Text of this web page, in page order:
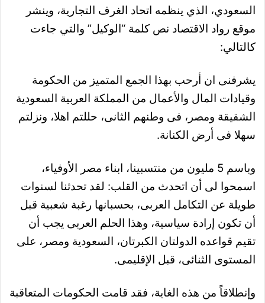
السعودي، الذي ينظمه اتحاد الغرف التجارية، وينشر
موقع رواد الاقتصاد نص كلمة “الوكيل” والتي جاءت
كالتالي:
يشرفنى ان أرحب بهذا الجمع المتميز من الحكومة
وقيادات المال والأعمال من المملكة العربية السعودية
الشقيقة ومصر، فى وطنهم الثانى، حللتم اهلا، ونزلتم
سهلا فى أرض الكنانة.
وباسم 5 مليون من منتسبينا، ابناء مصر الأوفياء،
اسمحوا لى أن اتحدث من القلب: لقد تحدثنا لسنوات
طويلة عن التكامل العربى، بحسبانها رغبة شعبية قبل
أن تكون إرادة سياسية، وهذا الحلم العربى يجب أن
تقيم قواعده الدولتان الكبرتان، السعودية ومصر، على
المستوى الثنائى، قبل الإقليمى.
وإنطلاقاً من هذه الغاية، فقد قامت الحكومات المتعاقبة